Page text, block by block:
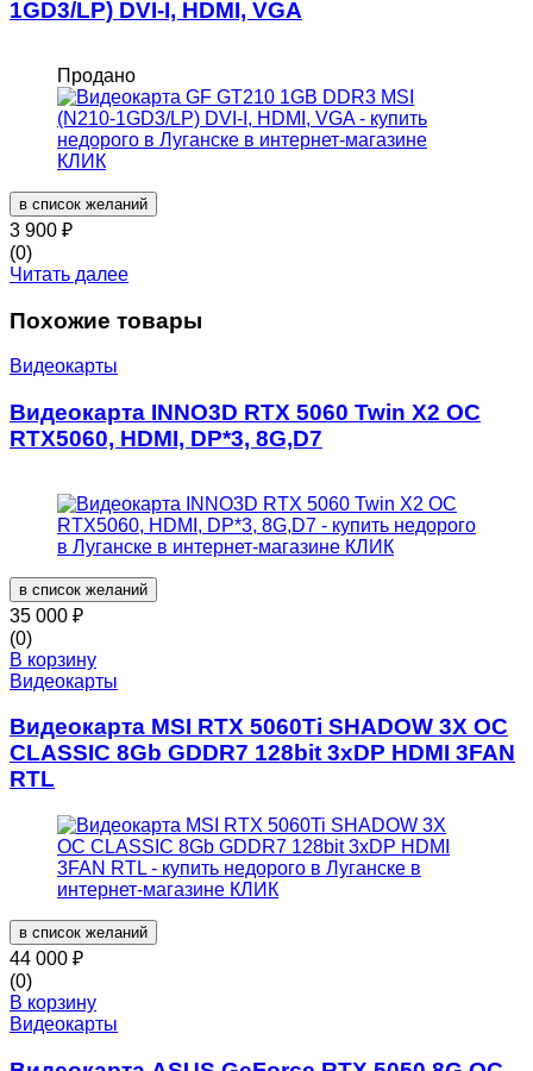
1GD3/LP) DVI-I, HDMI, VGA
Продано
в список желаний
3 900 ₽
(0)
Читать далее
Похожие товары
Видеокарты
Видеокарта INNO3D RTX 5060 Twin X2 OC
RTX5060, HDMI, DP*3, 8G,D7
в список желаний
35 000 ₽
(0)
В корзину
Видеокарты
Видеокарта MSI RTX 5060Ti SHADOW 3X OC
CLASSIC 8Gb GDDR7 128bit 3xDP HDMI 3FAN
RTL
в список желаний
44 000 ₽
(0)
В корзину
Видеокарты